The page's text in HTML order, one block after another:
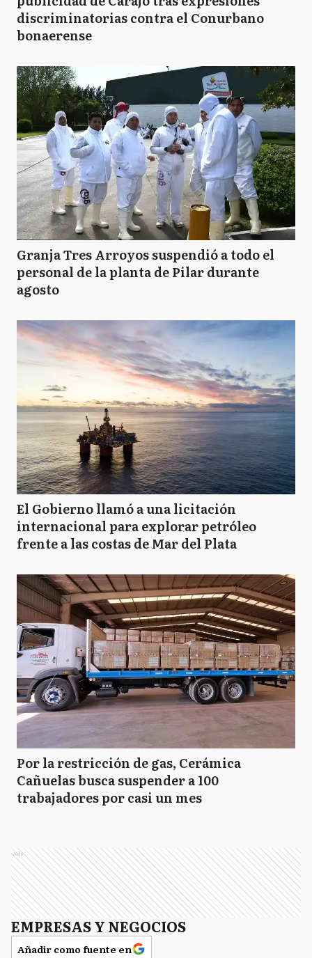
discriminatorias contra el Conurbano
bonaerense
Granja Tres Arroyos suspendió a todo el
personal de la planta de Pilar durante
agosto
El Gobierno llamó a una licitación
internacional para explorar petróleo
frente a las costas de Mar del Plata
Por la restricción de gas, Cerámica
Cañuelas busca suspender a 100
trabajadores por casi un mes
Ads
EMPRESAS Y NEGOCIOS
Añadir como fuente en